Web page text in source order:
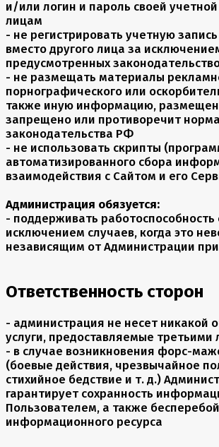
и/или логин и пароль своей
лицам
- не регистрировать учетную
вместо другого лица за
предусмотренных
- не размещать материалы
порнографического или
также иную информацию,
запрещено или противоречит
законодательства РФ
- не использовать скрипты
автоматизированного сбора
взаимодействия с Сайтом и его
Администрация обязуется:
- поддерживать работоспособность
исключением случаев, когда это
независящим от Администрации
Ответственность сторон
- администрация не несет никакой
услуги, предоставляемые третьими
- в случае возникновения форс-
(боевые действия, чрезвычайное
стихийное бедствие и т. д.)
гарантирует сохранность
Пользователем, а также
информационного ресурса